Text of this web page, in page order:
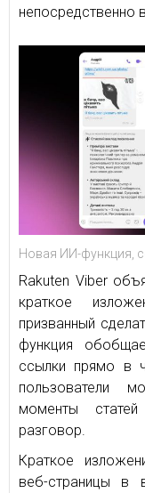
непосредственно
Новая ИИ-функция,
Rakuten Viber
краткое
призванный
функция
ссылки прямо в
пользователи
моменты
разговор.
Краткое
веб-страницы в